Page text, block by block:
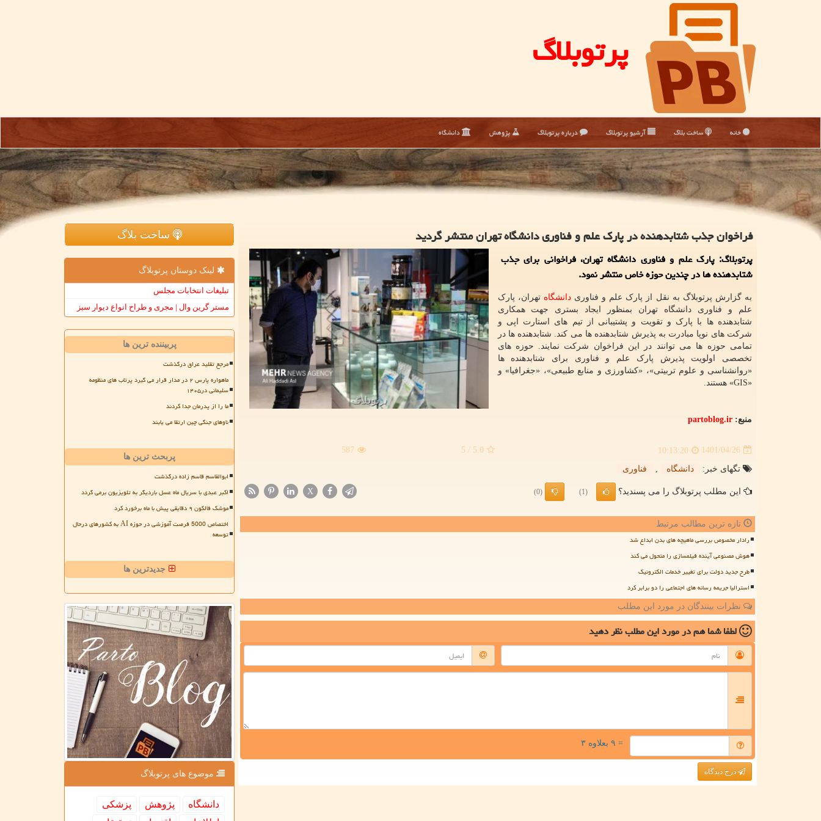
پرتوبلاگ
خانه ساخت بلاگ آرشیو پرتوبلاگ درباره پرتوبلاگ پژوهش دانشگاه
فراخوان جذب شتابدهنده در پارک علم و فناوری دانشگاه تهران منتشر گردید
پرتوبلاگ: پارک علم و فناوری دانشگاه تهران، فراخوانی برای جذب
شتابدهنده ها در چندین حوزه خاص منتشر نمود.
به گزارش پرتوبلاگ به نقل از پارک علم و فناوریدانشگاه تهران، پارک
علم و فناوری دانشگاه تهران بمنظور ایجاد بستری جهت همکاری
شتابدهنده ها با پارک و تقویت و پشتیبانی از تیم های استارت اپی و
شرکت های نوپا مبادرت به پذیرش شتابدهنده ها می کند. شتابدهنده ها در
تمامی حوزه ها می توانند در این فراخوان شرکت نمایند. حوزه های
تخصصی اولویت پذیرش پارک علم و فناوری برای شتابدهنده ها
«روانشناسی و علوم تربیتی»، «کشاورزی و منابع طبیعی»، «جغرافیا» و
«GIS» هستند.
منبع: partoblog.ir
1401/04/26
10:13:20
5.0
/ 5
587
تگهای خبر: دانشگاه , فناوری
این مطلب پرتوبلاگ را می پسندید؟ (1)
(0)
X
تازه ترین مطالب مرتبط
رادار مخصوص بررسی ماهیچه های بدن ابداع شد
هوش مصنوعی آینده فیلمسازی را متحول می کند
طرح جدید دولت برای تغییر خدمات الکترونیک
استرالیا جریمه رسانه های اجتماعی را دو برابر کرد
نظرات بینندگان در مورد این مطلب
لطفا شما همدر مورد این مطلبنظر دهید
= ۹ بعلاوه ۳
درج دیدگاه
ساخت بلاگ
لینک دوستان پرتوبلاگ
تبلیغات انتخابات مجلس
مستر گرین وال | مجری و طراح انواع دیوار سبز
پربیننده ترین ها
مرجع تقلید عراق درگذشت
ماهواره پارس ۲ در مدار قرار می گیرد پرتاب های منظومه
سلیمانی در۱۴۰۵
ما را از پدرمان جدا کردند
ناوهای جنگی چین ارتقا می یابند
پربحث ترین ها
ابوالقاسم قاسم زاده درگذشت
اکبر عبدی با سریال ماه عسل باردیگر به تلویزیون برمی گردد
موشک فالکون ۹ دقایقی پیش با ماه برخورد کرد
اختصاص 5000 فرصت آموزشی در حوزه AI به کشورهای درحال
توسعه
جدیدترین ها
موضوع های پرتوبلاگ
دانشگاه پژوهش
پزشكی